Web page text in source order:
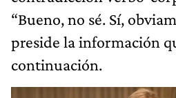
“Bueno, no sé. Sí,
preside la información
continuación.